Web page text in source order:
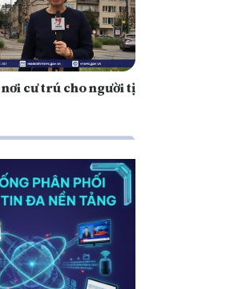
cư trú cho người tị